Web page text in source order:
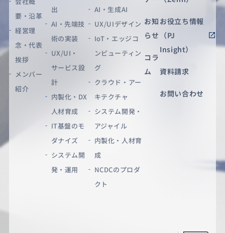
要・沿革
経営理
念・代表
挨拶
メンバー
紹介
出
AI・先端技
術の実装
UX/UI・
サービス設
計
内製化・DX
人材育成
IT基盤のモ
ダナイズ
システム開
発・運用
AI・生成AI
UX/UIデザイン
IoT・エッジコ
ンピューティン
グ
クラウド・アー
キテクチャ
システム開発・
アジャイル
内製化・人材育
成
NCDCのプロダ
クト
お知
らせ
コラ
ム
お役立ち情報
（PJ
Insight）
資料請求
お問い合わせ